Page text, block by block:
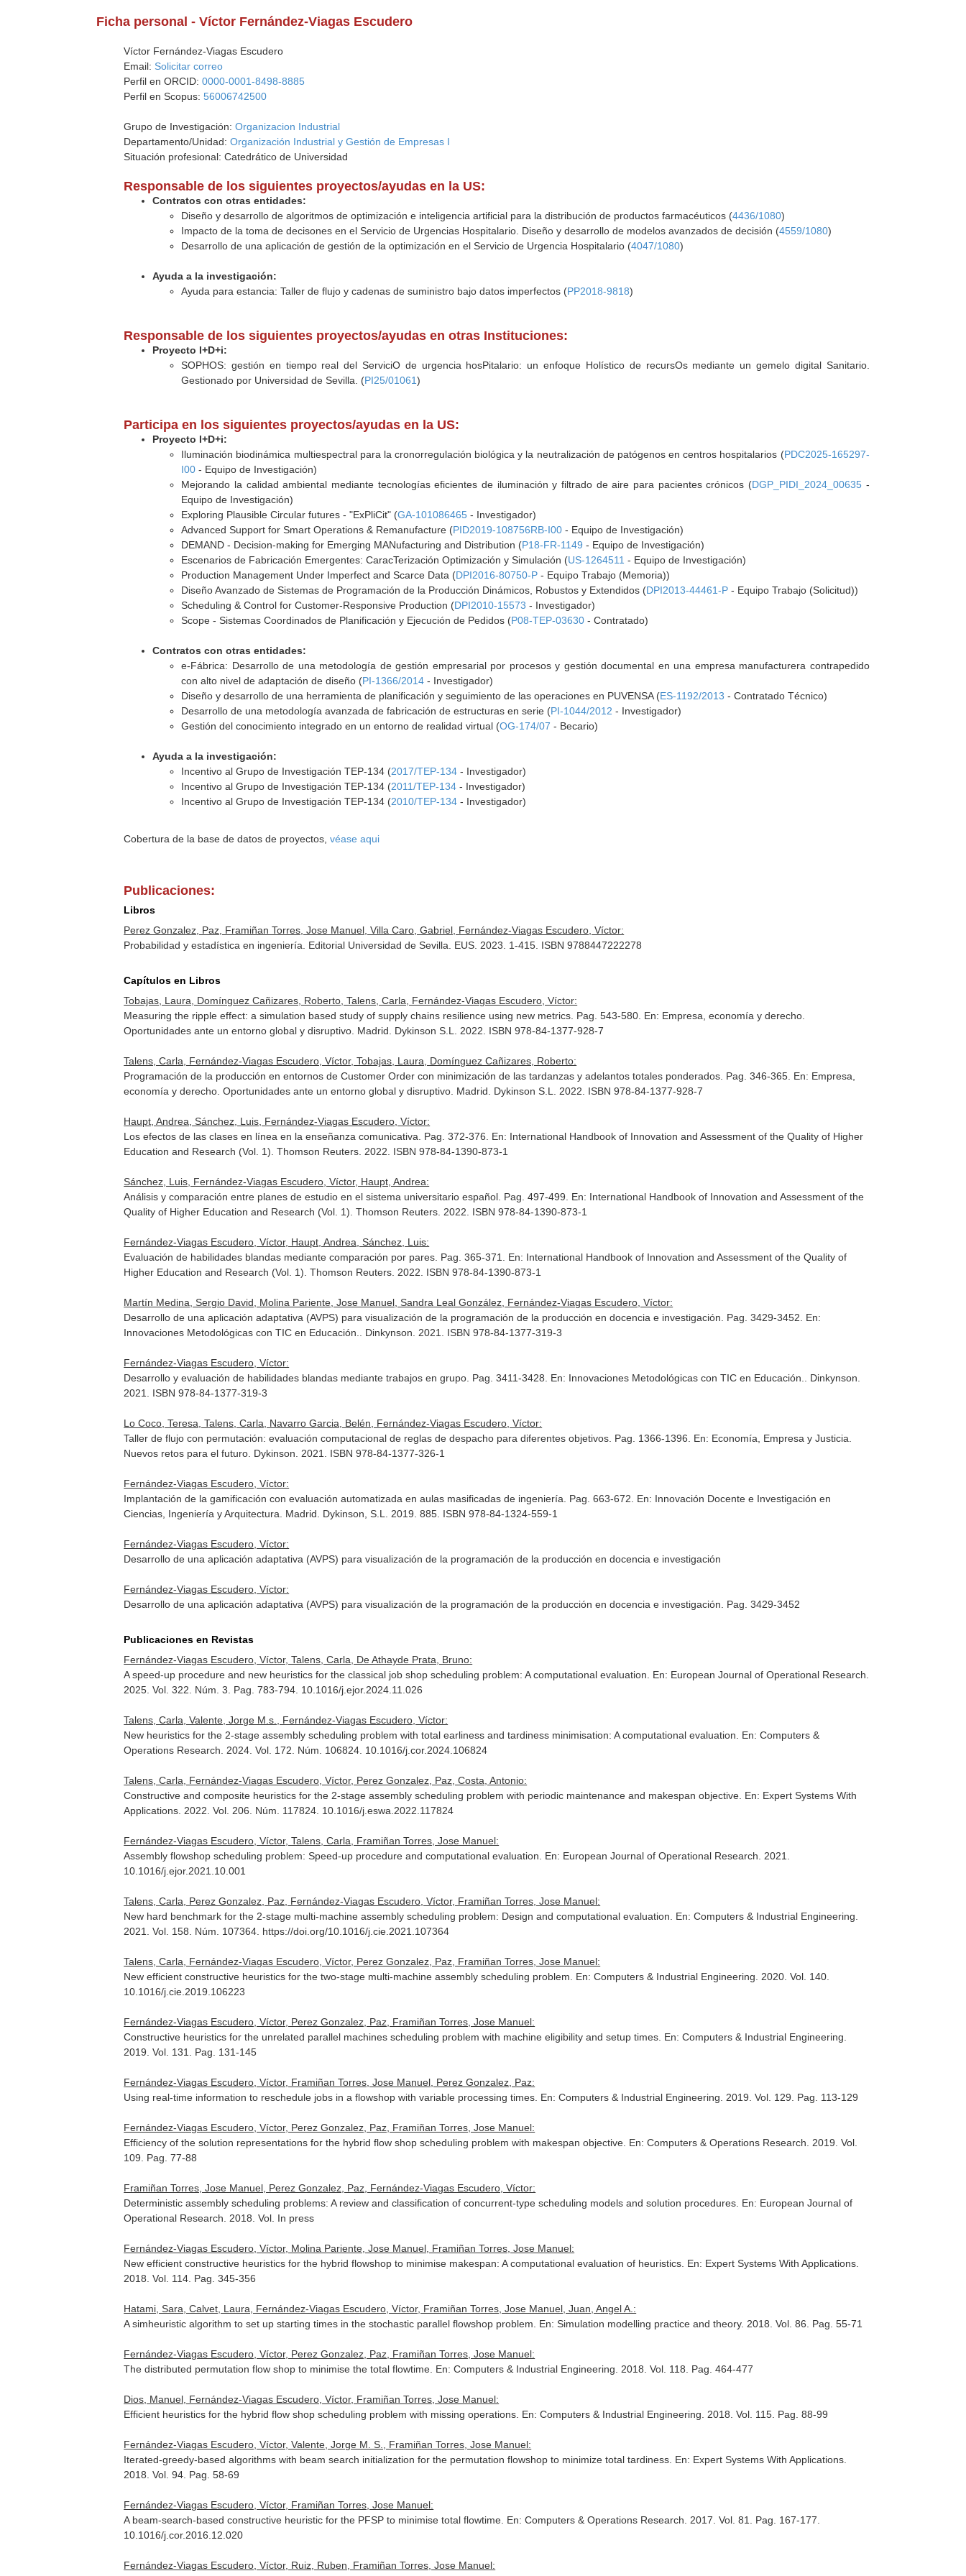
Ficha personal - Víctor Fernández-Viagas Escudero
Víctor Fernández-Viagas Escudero
Email: Solicitar correo
Perfil en ORCID:0000-0001-8498-8885
Perfil en Scopus:56006742500
Grupo de Investigación:Organizacion Industrial
Departamento/Unidad:Organización Industrial y Gestión de Empresas I
Situación profesional: Catedrático de Universidad
Responsable de los siguientes proyectos/ayudas en la US:
Contratos con otras entidades:
Diseño y desarrollo de algoritmos de optimización e inteligencia artificial para la distribución de productos farmacéuticos (4436/1080)
Impacto de la toma de decisones en el Servicio de Urgencias Hospitalario. Diseño y desarrollo de modelos avanzados de decisión (4559/1080)
Desarrollo de una aplicación de gestión de la optimización en el Servicio de Urgencia Hospitalario (4047/1080)
Ayuda a la investigación:
Ayuda para estancia: Taller de flujo y cadenas de suministro bajo datos imperfectos (PP2018-9818)
Responsable de los siguientes proyectos/ayudas en otras Instituciones:
Proyecto I+D+i:
SOPHOS: gestión en tiempo real del ServiciO de urgencia hosPitalario: un enfoque Holístico de recursOs mediante un gemelo digital Sanitario.
Gestionado por Universidad de Sevilla. (PI25/01061)
Participa en los siguientes proyectos/ayudas en la US:
Proyecto I+D+i:
Iluminación biodinámica multiespectral para la cronorregulación biológica y la neutralización de patógenos en centros hospitalarios (PDC2025-165297-
I00 - Equipo de Investigación)
Mejorando la calidad ambiental mediante tecnologías eficientes de iluminación y filtrado de aire para pacientes crónicos (DGP_PIDI_2024_00635-
Equipo de Investigación)
Exploring Plausible Circular futures - "ExPliCit" (GA-101086465 - Investigador)
Advanced Support for Smart Operations & Remanufacture (PID2019-108756RB-I00 - Equipo de Investigación)
DEMAND - Decision-making for Emerging MANufacturing and Distribution (P18-FR-1149 - Equipo de Investigación)
Escenarios de Fabricación Emergentes: CaracTerización Optimización y Simulación (US-1264511 - Equipo de Investigación)
Production Management Under Imperfect and Scarce Data (DPI2016-80750-P - Equipo Trabajo (Memoria))
Diseño Avanzado de Sistemas de Programación de la Producción Dinámicos, Robustos y Extendidos (DPI2013-44461-P - Equipo Trabajo (Solicitud))
Scheduling & Control for Customer-Responsive Production (DPI2010-15573 - Investigador)
Scope - Sistemas Coordinados de Planificación y Ejecución de Pedidos (P08-TEP-03630 - Contratado)
Contratos con otras entidades:
e-Fábrica: Desarrollo de una metodología de gestión empresarial por procesos y gestión documental en una empresa manufacturera contrapedido
con alto nivel de adaptación de diseño (PI-1366/2014 - Investigador)
Diseño y desarrollo de una herramienta de planificación y seguimiento de las operaciones en PUVENSA (ES-1192/2013 - Contratado Técnico)
Desarrollo de una metodología avanzada de fabricación de estructuras en serie (PI-1044/2012 - Investigador)
Gestión del conocimiento integrado en un entorno de realidad virtual (OG-174/07 - Becario)
Ayuda a la investigación:
Incentivo al Grupo de Investigación TEP-134 (2017/TEP-134 - Investigador)
Incentivo al Grupo de Investigación TEP-134 (2011/TEP-134 - Investigador)
Incentivo al Grupo de Investigación TEP-134 (2010/TEP-134 - Investigador)
Cobertura de la base de datos de proyectos,véase aqui
Publicaciones:
Libros
Perez Gonzalez, Paz, Framiñan Torres, Jose Manuel, Villa Caro, Gabriel, Fernández-Viagas Escudero, Víctor:
Probabilidad y estadística en ingeniería. Editorial Universidad de Sevilla. EUS. 2023. 1-415. ISBN 9788447222278
Capítulos en Libros
Tobajas, Laura, Domínguez Cañizares, Roberto, Talens, Carla, Fernández-Viagas Escudero, Víctor:
Measuring the ripple effect: a simulation based study of supply chains resilience using new metrics. Pag. 543-580. En: Empresa, economía y derecho.
Oportunidades ante un entorno global y disruptivo . Madrid. Dykinson S.L. 2022. ISBN 978-84-1377-928-7
Talens, Carla, Fernández-Viagas Escudero, Víctor, Tobajas, Laura, Domínguez Cañizares, Roberto:
Programación de la producción en entornos de Customer Order con minimización de las tardanzas y adelantos totales ponderados. Pag. 346-365. En: Empresa,
economía y derecho. Oportunidades ante un entorno global y disruptivo . Madrid. Dykinson S.L. 2022. ISBN 978-84-1377-928-7
Haupt, Andrea, Sánchez, Luis, Fernández-Viagas Escudero, Víctor:
Los efectos de las clases en línea en la enseñanza comunicativa. Pag. 372-376. En: International Handbook of Innovation and Assessment of the Quality of Higher
Education and Research (Vol. 1) . Thomson Reuters. 2022. ISBN 978-84-1390-873-1
Sánchez, Luis, Fernández-Viagas Escudero, Víctor, Haupt, Andrea:
Análisis y comparación entre planes de estudio en el sistema universitario español. Pag. 497-499. En: International Handbook of Innovation and Assessment of the
Quality of Higher Education and Research (Vol. 1) . Thomson Reuters. 2022. ISBN 978-84-1390-873-1
Fernández-Viagas Escudero, Víctor, Haupt, Andrea, Sánchez, Luis:
Evaluación de habilidades blandas mediante comparación por pares. Pag. 365-371. En: International Handbook of Innovation and Assessment of the Quality of
Higher Education and Research (Vol. 1) . Thomson Reuters. 2022. ISBN 978-84-1390-873-1
Martín Medina, Sergio David, Molina Pariente, Jose Manuel, Sandra Leal González, Fernández-Viagas Escudero, Víctor:
Desarrollo de una aplicación adaptativa (AVPS) para visualización de la programación de la producción en docencia e investigación. Pag. 3429-3452. En:
Innovaciones Metodológicas con TIC en Educación.
. Dinkynson. 2021. ISBN 978-84-1377-319-3
Fernández-Viagas Escudero, Víctor:
Desarrollo y evaluación de habilidades blandas mediante trabajos en grupo. Pag. 3411-3428. En: Innovaciones Metodológicas con TIC en Educación.
. Dinkynson.
2021. ISBN 978-84-1377-319-3
Lo Coco, Teresa, Talens, Carla, Navarro Garcia, Belén, Fernández-Viagas Escudero, Víctor:
Taller de flujo con permutación: evaluación computacional de reglas de despacho para diferentes objetivos. Pag. 1366-1396. En: Economía, Empresa y Justicia.
Nuevos retos para el futuro . Dykinson. 2021. ISBN 978-84-1377-326-1
Fernández-Viagas Escudero, Víctor:
Implantación de la gamificación con evaluación automatizada en aulas masificadas de ingeniería. Pag. 663-672. En: Innovación Docente e Investigación en
Ciencias, Ingeniería y Arquitectura . Madrid. Dykinson, S.L. 2019. 885. ISBN 978-84-1324-559-1
Fernández-Viagas Escudero, Víctor:
Desarrollo de una aplicación adaptativa (AVPS) para visualización de la programación de la producción en docencia e investigación
Fernández-Viagas Escudero, Víctor:
Desarrollo de una aplicación adaptativa (AVPS) para visualización de la programación de la producción en docencia e investigación. Pag. 3429-3452
Publicaciones en Revistas
Fernández-Viagas Escudero, Víctor, Talens, Carla, De Athayde Prata, Bruno:
A speed-up procedure and new heuristics for the classical job shop scheduling problem: A computational evaluation. En: European Journal of Operational Research
2025. Vol. 322. Núm. 3. Pag. 783-794. 10.1016/j.ejor.2024.11.026
Talens, Carla, Valente, Jorge M.s., Fernández-Viagas Escudero, Víctor:
New heuristics for the 2-stage assembly scheduling problem with total earliness and tardiness minimisation: A computational evaluation. En: Computers &
Operations Research . 2024. Vol. 172. Núm. 106824. 10.1016/j.cor.2024.106824
Talens, Carla, Fernández-Viagas Escudero, Víctor, Perez Gonzalez, Paz, Costa, Antonio:
Constructive and composite heuristics for the 2-stage assembly scheduling problem with periodic maintenance and makespan objective. En: Expert Systems With
Applications . 2022. Vol. 206. Núm. 117824. 10.1016/j.eswa.2022.117824
Fernández-Viagas Escudero, Víctor, Talens, Carla, Framiñan Torres, Jose Manuel:
Assembly flowshop scheduling problem: Speed-up procedure and computational evaluation. En: European Journal of Operational Research . 2021.
10.1016/j.ejor.2021.10.001
Talens, Carla, Perez Gonzalez, Paz, Fernández-Viagas Escudero, Víctor, Framiñan Torres, Jose Manuel:
New hard benchmark for the 2-stage multi-machine assembly scheduling problem: Design and computational evaluation. En: Computers & Industrial Engineering
2021. Vol. 158. Núm. 107364. https://doi.org/10.1016/j.cie.2021.107364
Talens, Carla, Fernández-Viagas Escudero, Víctor, Perez Gonzalez, Paz, Framiñan Torres, Jose Manuel:
New efficient constructive heuristics for the two-stage multi-machine assembly scheduling problem. En: Computers & Industrial Engineering . 2020. Vol. 140.
10.1016/j.cie.2019.106223
Fernández-Viagas Escudero, Víctor, Perez Gonzalez, Paz, Framiñan Torres, Jose Manuel:
Constructive heuristics for the unrelated parallel machines scheduling problem with machine eligibility and setup times. En: Computers & Industrial Engineering
2019. Vol. 131. Pag. 131-145
Fernández-Viagas Escudero, Víctor, Framiñan Torres, Jose Manuel, Perez Gonzalez, Paz:
Using real-time information to reschedule jobs in a flowshop with variable processing times. En: Computers & Industrial Engineering . 2019. Vol. 129. Pag. 113-129
Fernández-Viagas Escudero, Víctor, Perez Gonzalez, Paz, Framiñan Torres, Jose Manuel:
Efficiency of the solution representations for the hybrid flow shop scheduling problem with makespan objective. En: Computers & Operations Research . 2019. Vol.
109. Pag. 77-88
Framiñan Torres, Jose Manuel, Perez Gonzalez, Paz, Fernández-Viagas Escudero, Víctor:
Deterministic assembly scheduling problems: A review and classification of concurrent-type scheduling models and solution procedures. En: European Journal of
Operational Research . 2018. Vol. In press
Fernández-Viagas Escudero, Víctor, Molina Pariente, Jose Manuel, Framiñan Torres, Jose Manuel:
New efficient constructive heuristics for the hybrid flowshop to minimise makespan: A computational evaluation of heuristics. En: Expert Systems With Applications
2018. Vol. 114. Pag. 345-356
Hatami, Sara, Calvet, Laura, Fernández-Viagas Escudero, Víctor, Framiñan Torres, Jose Manuel, Juan, Angel A.:
A simheuristic algorithm to set up starting times in the stochastic parallel flowshop problem. En: Simulation modelling practice and theory. 2018. Vol. 86. Pag. 55-71
Fernández-Viagas Escudero, Víctor, Perez Gonzalez, Paz, Framiñan Torres, Jose Manuel:
The distributed permutation flow shop to minimise the total flowtime. En: Computers & Industrial Engineering . 2018. Vol. 118. Pag. 464-477
Dios, Manuel, Fernández-Viagas Escudero, Víctor, Framiñan Torres, Jose Manuel:
Efficient heuristics for the hybrid flow shop scheduling problem with missing operations. En: Computers & Industrial Engineering . 2018. Vol. 115. Pag. 88-99
Fernández-Viagas Escudero, Víctor, Valente, Jorge M. S., Framiñan Torres, Jose Manuel:
Iterated-greedy-based algorithms with beam search initialization for the permutation flowshop to minimize total tardiness. En: Expert Systems With Applications
2018. Vol. 94. Pag. 58-69
Fernández-Viagas Escudero, Víctor, Framiñan Torres, Jose Manuel:
A beam-search-based constructive heuristic for the PFSP to minimise total flowtime. En: Computers & Operations Research . 2017. Vol. 81. Pag. 167-177.
10.1016/j.cor.2016.12.020
Fernández-Viagas Escudero, Víctor, Ruiz, Ruben, Framiñan Torres, Jose Manuel: